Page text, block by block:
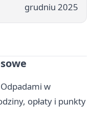
grudniu 2025
w
opłaty i punkty